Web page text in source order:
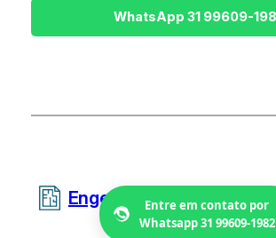
Engetecno Projetos
Entre em contato por
Whatsapp 31 99609-1982